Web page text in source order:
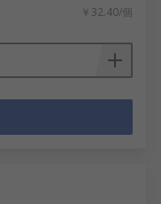
￥32.40/個